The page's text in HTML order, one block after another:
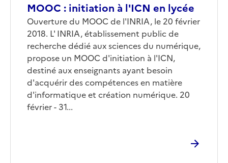
MOOC : initiation à l'ICN en lycée
Ouverture du MOOC de l'INRIA, le 20 février
2018. L' INRIA, établissement public de
recherche dédié aux sciences du numérique,
propose un MOOC d'initiation à l'ICN,
destiné aux enseignants ayant besoin
d'acquérir des compétences en matière
d'informatique et création numérique. 20
février - 31...